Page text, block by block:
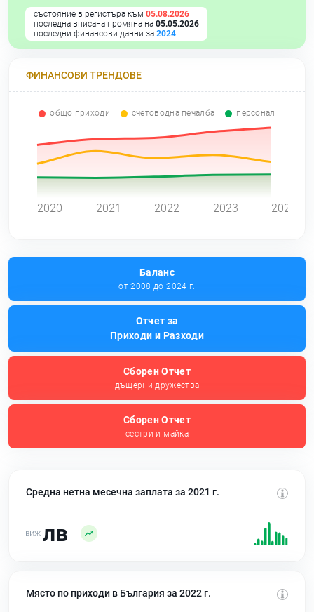
състояние в регистъра към 05.08.2026
последна вписана промяна на 05.05.2026
последни финансови данни за 2024
ФИНАНСОВИ ТРЕНДОВЕ
общо приходи счетоводна печалба персонал
2020 2021 2022 2023 2024
Баланс
от 2008 до 2024 г.
Отчет за
Приходи и Разходи
Сборен Отчет
дъщерни дружества
Сборен Отчет
сестри и майка
Средна нетна месечна заплата за 2021 г.
лв
Място по приходи в България за 2022 г.